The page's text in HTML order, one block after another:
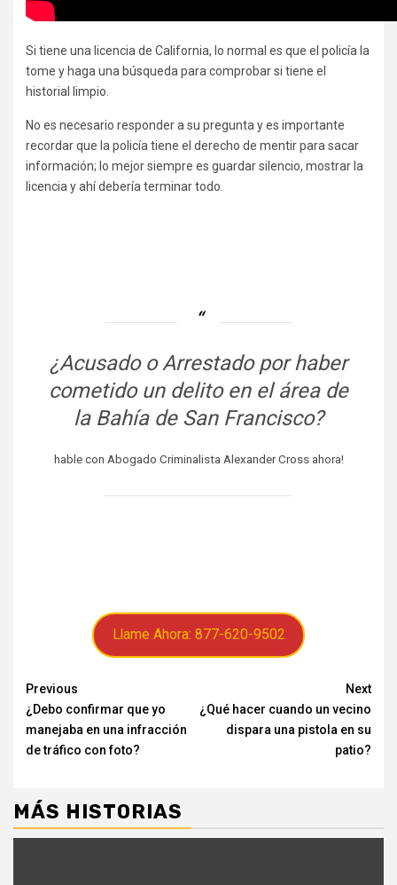
Si tiene una licencia de California, lo normal es que el policía la
tome y haga una búsqueda para comprobar si tiene el
historial limpio.
No es necesario responder a su pregunta y es importante
recordar que la policía tiene el derecho de mentir para sacar
información; lo mejor siempre es guardar silencio, mostrar la
licencia y ahí debería terminar todo.
¿Acusado o Arrestado por haber
cometido un delito en el área de
la Bahía de San Francisco?
hable con Abogado Criminalista Alexander Cross ahora!
Llame Ahora: 877-620-9502
Continue
Reading
Previous
¿Debo confirmar que yo
manejaba en una infracción
de tráfico con foto?
Next
¿Qué hacer cuando un vecino
dispara una pistola en su
patio?
MÁS HISTORIAS